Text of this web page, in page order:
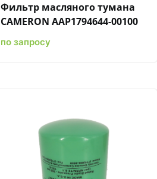
Фильтр масляного тумана
CAMERON AAP1794644-00100
по запросу